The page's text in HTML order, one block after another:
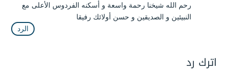
رحم الله شيخنا رحمة واسعة و أسكنه الفردوس الأعلى مع
النبيئين و الصديقين و حسن أولائك رفيقا
الرد
اترك رد